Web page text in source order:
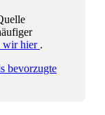
wir hier .
bevorzugte